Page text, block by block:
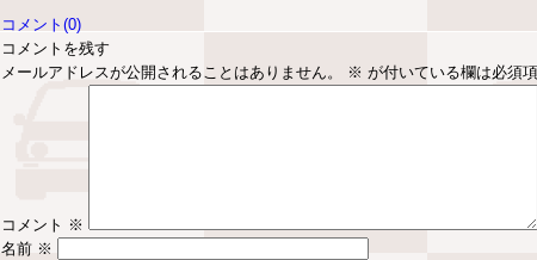
コメント(0)
コメントを残す
メールアドレスが公開されることはありません。
※ が付いている欄は必須
コメント ※
名前 ※